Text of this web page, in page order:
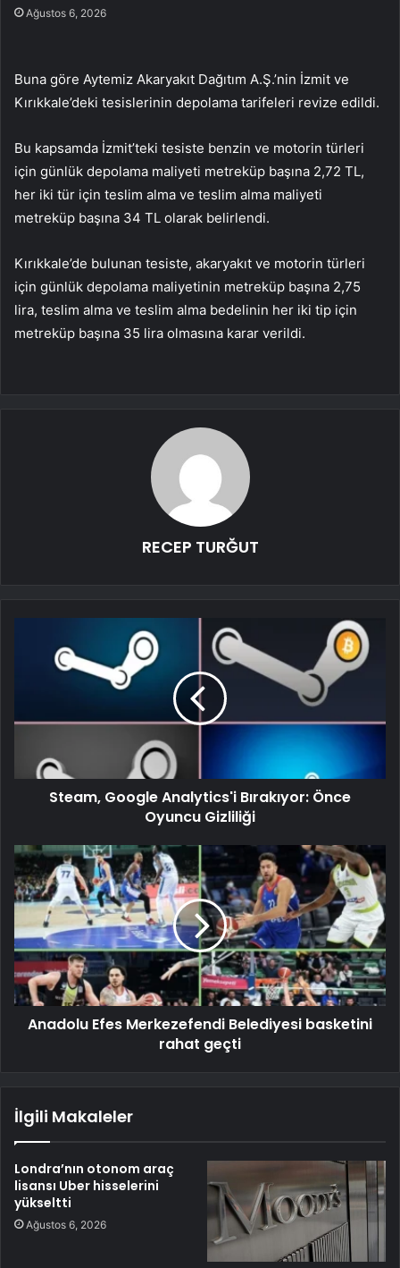
Ağustos 6, 2026
Buna göre Aytemiz Akaryakıt Dağıtım A.Ş.’nin İzmit ve
Kırıkkale’deki tesislerinin depolama tarifeleri revize edildi.
Bu kapsamda İzmit’teki tesiste benzin ve motorin türleri
için günlük depolama maliyeti metreküp başına 2,72 TL,
her iki tür için teslim alma ve teslim alma maliyeti
metreküp başına 34 TL olarak belirlendi.
Kırıkkale’de bulunan tesiste, akaryakıt ve motorin türleri
için günlük depolama maliyetinin metreküp başına 2,75
lira, teslim alma ve teslim alma bedelinin her iki tip için
metreküp başına 35 lira olmasına karar verildi.
RECEP TURĞUT
Steam, Google Analytics'i Bırakıyor: Önce
Oyuncu Gizliliği
Anadolu Efes Merkezefendi Belediyesi basketini
rahat geçti
İlgili Makaleler
Londra’nın otonom araç
lisansı Uber hisselerini
yükseltti
Ağustos 6, 2026